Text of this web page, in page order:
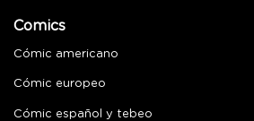
Comics
Cómic americano
Cómic europeo
Cómic español y tebeo